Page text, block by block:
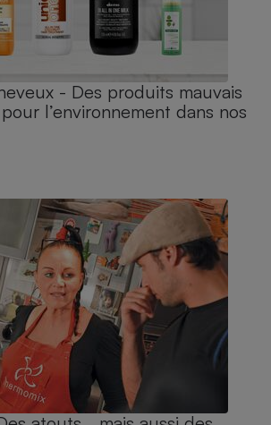
- Des produits mauvais
l’environnement dans nos